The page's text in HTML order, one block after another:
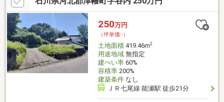
250万円
（坪単価:-）
土地面積419.46m2
用途地域無指定
建ぺい率60%
容積率200%
建築条件なし
ＪＲ七尾線 能瀬駅 徒歩21分